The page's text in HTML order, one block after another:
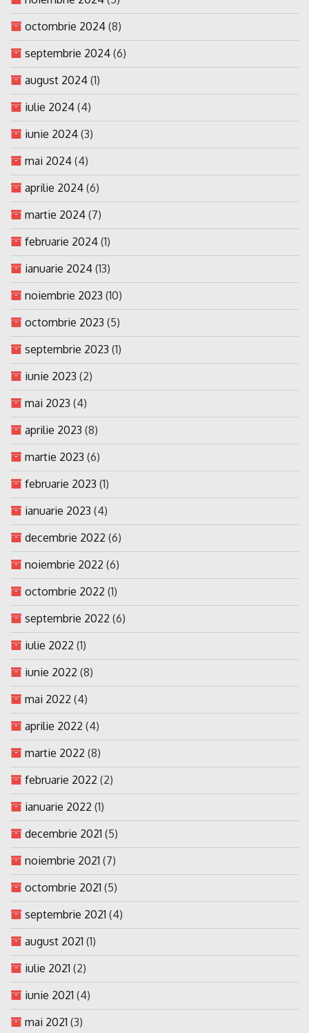
octombrie 2024 (8)
septembrie 2024 (6)
august 2024 (1)
iulie 2024 (4)
iunie 2024 (3)
mai 2024 (4)
aprilie 2024 (6)
martie 2024 (7)
februarie 2024 (1)
ianuarie 2024 (13)
noiembrie 2023 (10)
octombrie 2023 (5)
septembrie 2023 (1)
iunie 2023 (2)
mai 2023 (4)
aprilie 2023 (8)
martie 2023 (6)
februarie 2023 (1)
ianuarie 2023 (4)
decembrie 2022 (6)
noiembrie 2022 (6)
octombrie 2022 (1)
septembrie 2022 (6)
iulie 2022 (1)
iunie 2022 (8)
mai 2022 (4)
aprilie 2022 (4)
martie 2022 (8)
februarie 2022 (2)
ianuarie 2022 (1)
decembrie 2021 (5)
noiembrie 2021 (7)
octombrie 2021 (5)
septembrie 2021 (4)
august 2021 (1)
iulie 2021 (2)
iunie 2021 (4)
mai 2021 (3)